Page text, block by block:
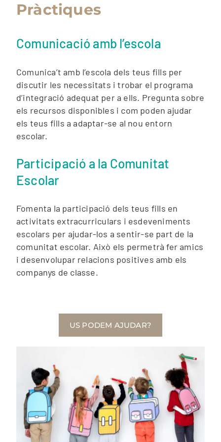
Pràctiques
Comunicació amb l’escola
Comunica’t amb l’escola dels teus fills per
discutir les necessitats i trobar el programa
d’integració adequat per a ells. Pregunta sobre
els recursos disponibles i com poden ajudar
els teus fills a adaptar-se al nou entorn
escolar.
Participació a la Comunitat
Escolar
Fomenta la participació dels teus fills en
activitats extracurriculars i esdeveniments
escolars per ajudar-los a sentir-se part de la
comunitat escolar. Això els permetrà fer amics
i desenvolupar relacions positives amb els
companys de classe.
US PODEM AJUDAR?